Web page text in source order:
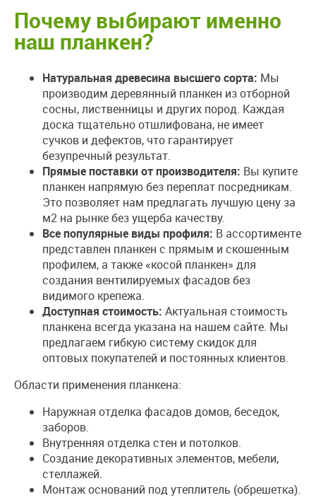
Почему выбирают именно
наш планкен?
Натуральная древесина высшего сорта: Мы
производим деревянный планкен из отборной
сосны, лиственницы и других пород. Каждая
доска тщательно отшлифована, не имеет
сучков и дефектов, что гарантирует
безупречный результат.
Прямые поставки от производителя: Вы купите
планкен напрямую без переплат посредникам.
Это позволяет нам предлагать лучшую цену за
м2 на рынке без ущерба качеству.
Все популярные виды профиля: В ассортименте
представлен планкен с прямым и скошенным
профилем, а также «косой планкен» для
создания вентилируемых фасадов без
видимого крепежа.
Доступная стоимость: Актуальная стоимость
планкена всегда указана на нашем сайте. Мы
предлагаем гибкую систему скидок для
оптовых покупателей и постоянных клиентов.
Области применения планкена:
Наружная отделка фасадов домов, беседок,
заборов.
Внутренняя отделка стен и потолков.
Создание декоративных элементов, мебели,
стеллажей.
Монтаж оснований под утеплитель (обрешетка).